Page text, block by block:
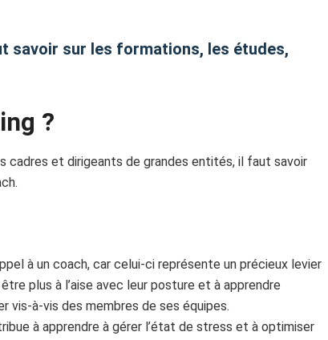
savoir sur les formations, les études,
?
cadres et dirigeants de grandes entités, il faut savoir
à un coach, car celui-ci représente un précieux levier
plus à l’aise avec leur posture et à apprendre
à-vis des membres de ses équipes.
à apprendre à gérer l’état de stress et à optimiser